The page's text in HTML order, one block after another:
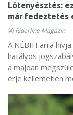
Lótenyésztés:
már fedeztetés
Riderline Magazin
A NÉBIH arra
hatályos
a majdan
érje kellemetlen